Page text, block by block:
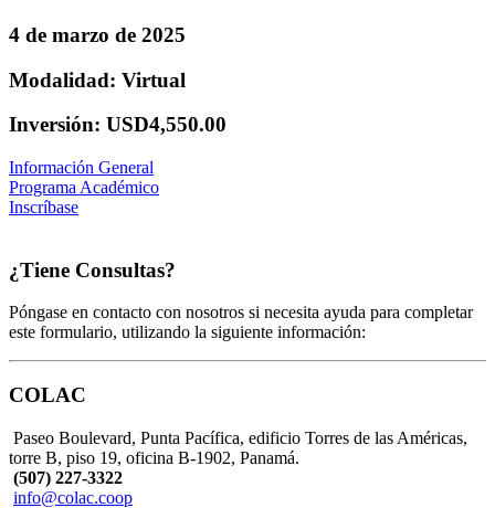
4 de marzo de 2025
Modalidad: Virtual
Inversión: USD4,550.00
Información General
Programa Académico
Inscríbase
¿Tiene Consultas?
Póngase en contacto con nosotros si necesita ayuda para completar
este formulario, utilizando la siguiente información:
COLAC
Paseo Boulevard, Punta Pacífica, edificio Torres de las Américas,
torre B, piso 19, oficina B-1902, Panamá.
(507) 227-3322
info@colac.coop